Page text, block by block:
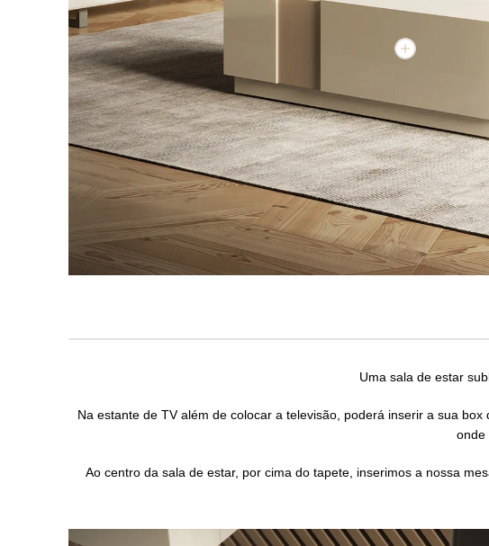
Uma sala de estar
Na estante de TV além de colocar a televisão, poderá inserir a sua
onde
Ao centro da sala de estar, por cima do tapete, inserimos a nossa